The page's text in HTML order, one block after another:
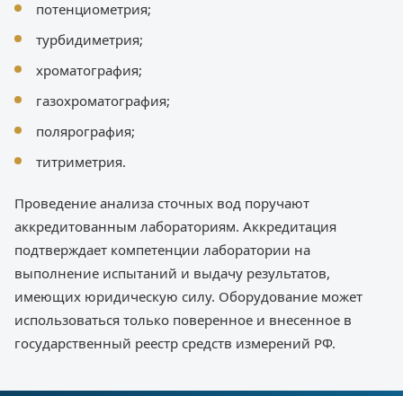
потенциометрия;
турбидиметрия;
хроматография;
газохроматография;
полярография;
титриметрия.
Проведение анализа сточных вод поручают
аккредитованным лабораториям. Аккредитация
подтверждает компетенции лаборатории на
выполнение испытаний и выдачу результатов,
имеющих юридическую силу. Оборудование может
использоваться только поверенное и внесенное в
государственный реестр средств измерений РФ.